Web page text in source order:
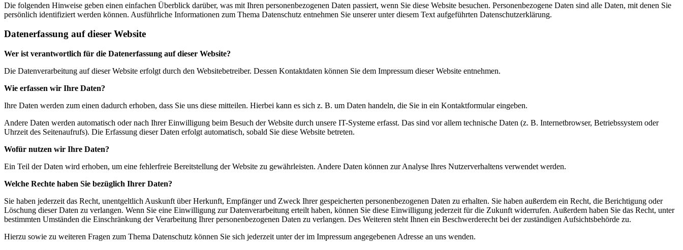
Die folgenden Hinweise geben einen einfachen Überblick darüber, was mit Ihren personenbezogenen Daten passiert, wenn Sie diese Website besuchen. Personenbezogene Daten sind alle Daten, mit denen Sie
persönlich identifiziert werden können. Ausführliche Informationen zum Thema Datenschutz entnehmen Sie unserer unter diesem Text aufgeführten Datenschutzerklärung.
Datenerfassung auf dieser Website
Wer ist verantwortlich für die Datenerfassung auf dieser Website?
Die Datenverarbeitung auf dieser Website erfolgt durch den Websitebetreiber. Dessen Kontaktdaten können Sie dem Impressum dieser Website entnehmen.
Wie erfassen wir Ihre Daten?
Ihre Daten werden zum einen dadurch erhoben, dass Sie uns diese mitteilen. Hierbei kann es sich z. B. um Daten handeln, die Sie in ein Kontaktformular eingeben.
Andere Daten werden automatisch oder nach Ihrer Einwilligung beim Besuch der Website durch unsere IT-Systeme erfasst. Das sind vor allem technische Daten (z. B. Internetbrowser, Betriebssystem oder
Uhrzeit des Seitenaufrufs). Die Erfassung dieser Daten erfolgt automatisch, sobald Sie diese Website betreten.
Wofür nutzen wir Ihre Daten?
Ein Teil der Daten wird erhoben, um eine fehlerfreie Bereitstellung der Website zu gewährleisten. Andere Daten können zur Analyse Ihres Nutzerverhaltens verwendet werden.
Welche Rechte haben Sie bezüglich Ihrer Daten?
Sie haben jederzeit das Recht, unentgeltlich Auskunft über Herkunft, Empfänger und Zweck Ihrer gespeicherten personenbezogenen Daten zu erhalten. Sie haben außerdem ein Recht, die Berichtigung oder
Löschung dieser Daten zu verlangen. Wenn Sie eine Einwilligung zur Datenverarbeitung erteilt haben, können Sie diese Einwilligung jederzeit für die Zukunft widerrufen. Außerdem haben Sie das Recht, unter
bestimmten Umständen die Einschränkung der Verarbeitung Ihrer personenbezogenen Daten zu verlangen. Des Weiteren steht Ihnen ein Beschwerderecht bei der zuständigen Aufsichtsbehörde zu.
Hierzu sowie zu weiteren Fragen zum Thema Datenschutz können Sie sich jederzeit unter der im Impressum angegebenen Adresse an uns wenden.